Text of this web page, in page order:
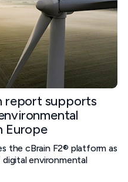
report supports
Europe
the cBrain F2® platform as
digital environmental